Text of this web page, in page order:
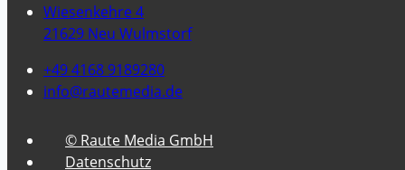
Wiesenkehre 4
21629 Neu Wulmstorf
+49 4168 9189280
info@rautemedia.de
© Raute Media GmbH
Datenschutz